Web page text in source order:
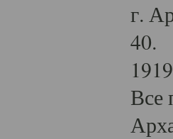
г.
40.
Все